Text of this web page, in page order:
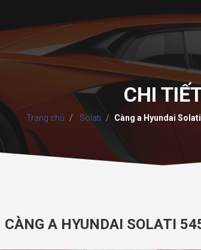
CHI
Trang chủ Solati Càng a Hyundai
CÀNG A HYUNDAI SOLATI